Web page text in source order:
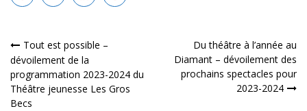
Navigation
de
l’article
Tout est possible –
dévoilement de la
programmation 2023-2024 du
Théâtre jeunesse Les Gros
Becs
Du théâtre à l’année au
Diamant – dévoilement des
prochains spectacles pour
2023-2024